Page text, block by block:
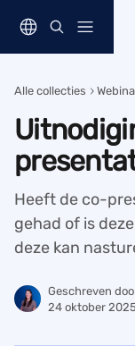
Alle collecties
Heeft de co-
gehad of is
deze kan
Geschreven
24 oktober 2025